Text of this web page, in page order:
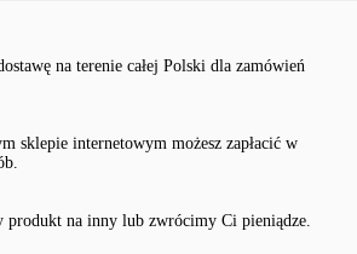
na terenie całej Polski dla zamówień
sklepie internetowym możesz zapłacić w
produkt na inny lub zwrócimy Ci pieniądze.